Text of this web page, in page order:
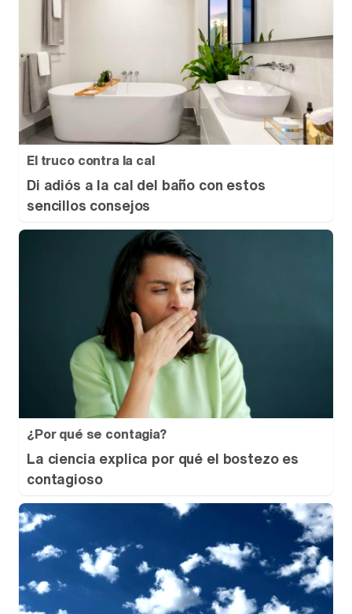
El truco contra la cal
Di adiós a la cal del baño con estos
sencillos consejos
¿Por qué se contagia?
La ciencia explica por qué el bostezo es
contagioso